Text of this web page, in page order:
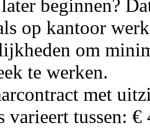
beginnen?
op kantoor
om
te werken.
met
varieert tussen: